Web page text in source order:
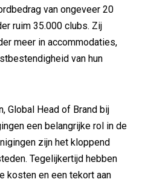
van ongeveer 20
ruim 35.000 clubs. Zij
meer in accommodaties,
van hun
Global Head of Brand bij
een belangrijke rol in de
zijn het kloppend
Tegelijkertijd hebben
kosten en een tekort aan